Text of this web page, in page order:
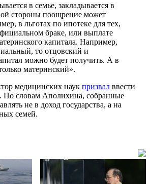
в семье, закладывается в
стороны поощрение может
в льготах по ипотеке для тех,
браке, или выплате
капитала. Например,
то отцовский и
можно будет получить. А в
материнский».
медицинских наук призвал ввести
По словам Аполихина, собранные
не в доход государства, а на
семей.